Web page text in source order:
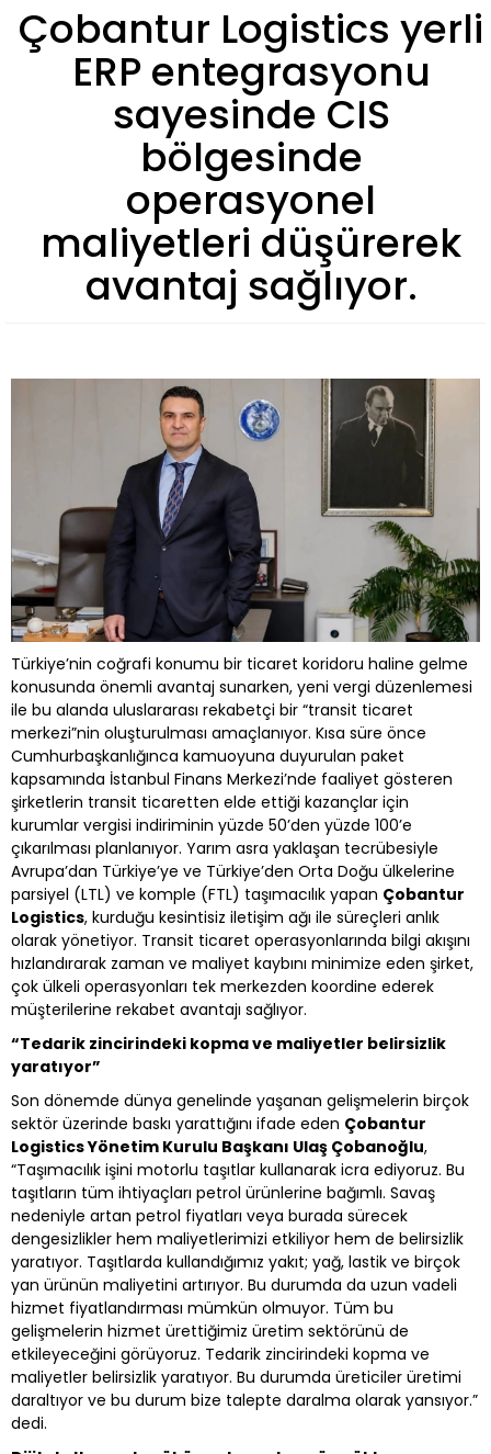
Çobantur Logistics yerli
ERP entegrasyonu
sayesinde CIS
bölgesinde
operasyonel
maliyetleri düşürerek
avantaj sağlıyor.
Türkiye’nin coğrafi konumu bir ticaret koridoru haline gelme
konusunda önemli avantaj sunarken, yeni vergi düzenlemesi
ile bu alanda uluslararası rekabetçi bir “transit ticaret
merkezi”nin oluşturulması amaçlanıyor. Kısa süre önce
Cumhurbaşkanlığınca kamuoyuna duyurulan paket
kapsamında İstanbul Finans Merkezi’nde faaliyet gösteren
şirketlerin transit ticaretten elde ettiği kazançlar için
kurumlar vergisi indiriminin yüzde 50’den yüzde 100’e
çıkarılması planlanıyor. Yarım asra yaklaşan tecrübesiyle
Avrupa’dan Türkiye’ye ve Türkiye’den Orta Doğu ülkelerine
parsiyel (LTL) ve komple (FTL) taşımacılık yapan Çobantur
Logistics, kurduğu kesintisiz iletişim ağı ile süreçleri anlık
olarak yönetiyor. Transit ticaret operasyonlarında bilgi akışını
hızlandırarak zaman ve maliyet kaybını minimize eden şirket,
çok ülkeli operasyonları tek merkezden koordine ederek
müşterilerine rekabet avantajı sağlıyor.
“Tedarik zincirindeki kopma ve maliyetler belirsizlik
yaratıyor”
Son dönemde dünya genelinde yaşanan gelişmelerin birçok
sektör üzerinde baskı yarattığını ifade eden Çobantur
Logistics Yönetim Kurulu Başkanı Ulaş Çobanoğlu,
“Taşımacılık işini motorlu taşıtlar kullanarak icra ediyoruz. Bu
taşıtların tüm ihtiyaçları petrol ürünlerine bağımlı. Savaş
nedeniyle artan petrol fiyatları veya burada sürecek
dengesizlikler hem maliyetlerimizi etkiliyor hem de belirsizlik
yaratıyor. Taşıtlarda kullandığımız yakıt; yağ, lastik ve birçok
yan ürünün maliyetini artırıyor. Bu durumda da uzun vadeli
hizmet fiyatlandırması mümkün olmuyor. Tüm bu
gelişmelerin hizmet ürettiğimiz üretim sektörünü de
etkileyeceğini görüyoruz. Tedarik zincirindeki kopma ve
maliyetler belirsizlik yaratıyor. Bu durumda üreticiler üretimi
daraltıyor ve bu durum bize talepte daralma olarak yansıyor.”
dedi.